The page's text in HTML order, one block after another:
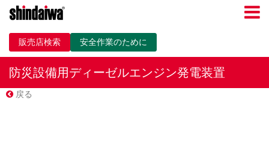
販売店検索 安全作業のために
防災設備用ディーゼルエンジン発電装置
戻る